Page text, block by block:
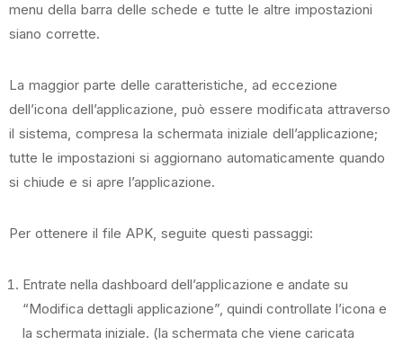
menu della barra delle schede e tutte le altre impostazioni
siano corrette.
La maggior parte delle caratteristiche, ad eccezione
dell’icona dell’applicazione, può essere modificata attraverso
il sistema, compresa la schermata iniziale dell’applicazione;
tutte le impostazioni si aggiornano automaticamente quando
si chiude e si apre l’applicazione.
Per ottenere il file APK, seguite questi passaggi:
Entrate nella dashboard dell’applicazione e andate su
“Modifica dettagli applicazione”, quindi controllate l’icona e
la schermata iniziale. (la schermata che viene caricata